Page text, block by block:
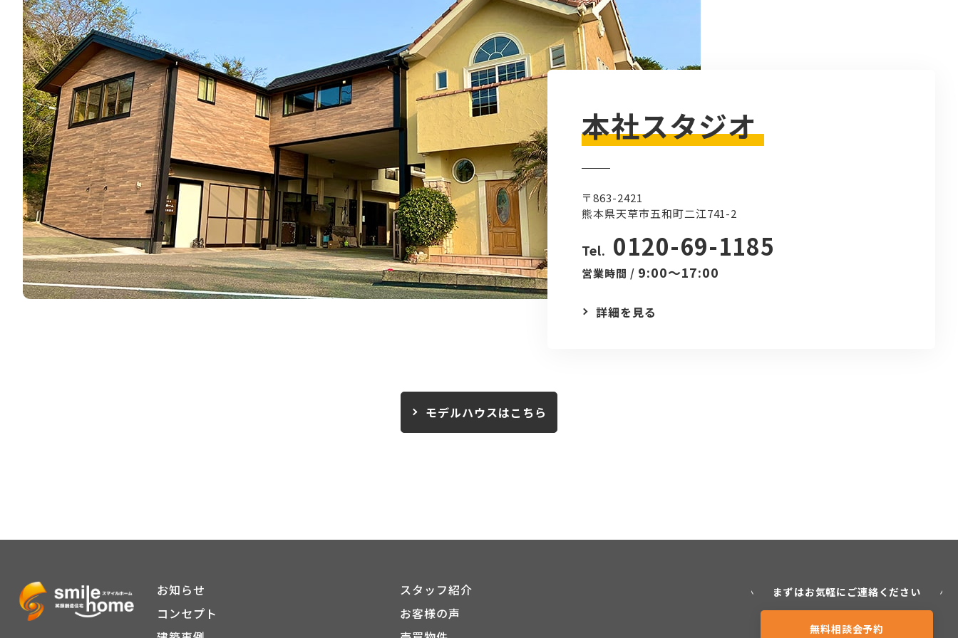
本社スタジオ
〒863-2421
熊本県天草市五和町二江741-2
Tel. 0120-69-1185
営業時間 / 9:00～17:00
詳細を見る
モデルハウスはこちら
お知らせ
コンセプト
スタッフ紹介
お客様の声
まずはお気軽にご連絡ください
無料相談会予約